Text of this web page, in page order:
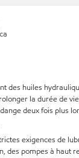
des huiles
la durée de
deux fois plus
exigences de
des pompes à haut